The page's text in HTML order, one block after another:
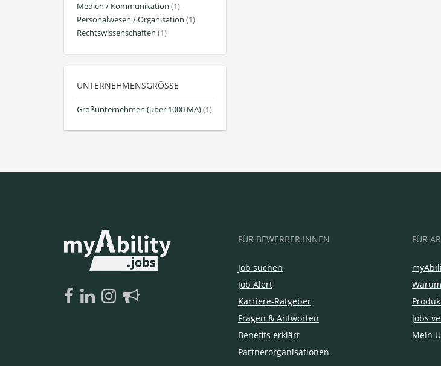
Medien / Kommunikation (1)
Personalwesen / Organisation (1)
Rechtswissenschaften (1)
UNTERNEHMENSGRÖSSE
Großunternehmen (über 1000 MA)(1)
FÜR BEWERBER:INNEN
Job suchen
Job Alert
Karriere-Ratgeber
Fragen & Antworten
Benefits erklärt
Partnerorganisationen
FÜR
Jobs
Mein